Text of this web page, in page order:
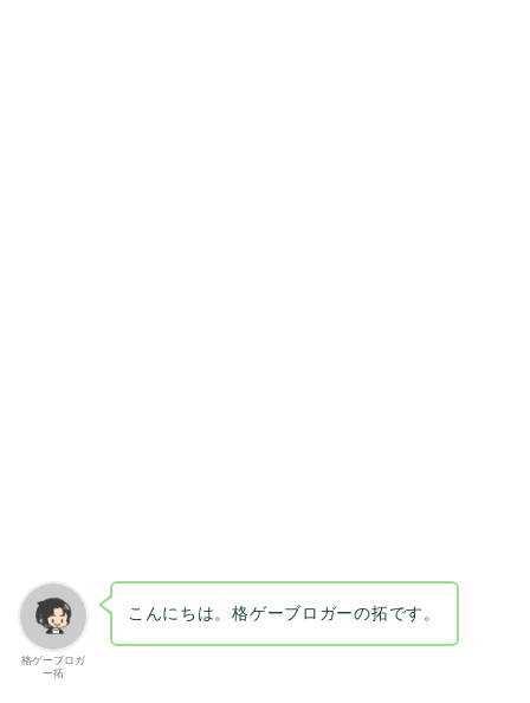
格ゲーブロガ
ー拓
こんにちは。格ゲーブロガーの拓です。